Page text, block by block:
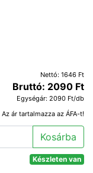
Nettó: 1646 Ft
Bruttó: 2090 Ft
Egységár: 2090 Ft/db
Az ár tartalmazza az ÁFA-t!
Kosárba
Készleten van